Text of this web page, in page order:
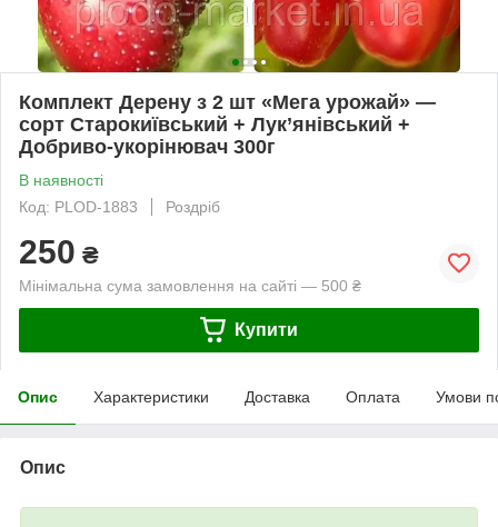
Комплект Дерену з 2 шт «Мега урожай» —
сорт Старокиївський + Лук’янівський +
Добриво-укорінювач 300г
В наявності
Код: PLOD-1883
Роздріб
250 ₴
Мінімальна сума замовлення на сайті — 500 ₴
Купити
Опис Характеристики Доставка Оплата Умови
Опис